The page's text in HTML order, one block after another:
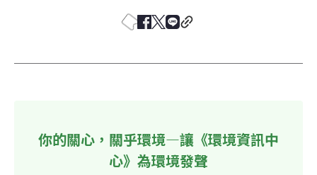
你的關心，關乎環境—讓《環境資訊中
心》為環境發聲